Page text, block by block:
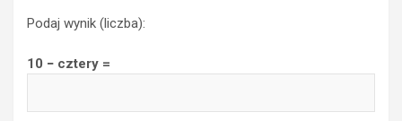
Podaj wynik (liczba):
10 − cztery =